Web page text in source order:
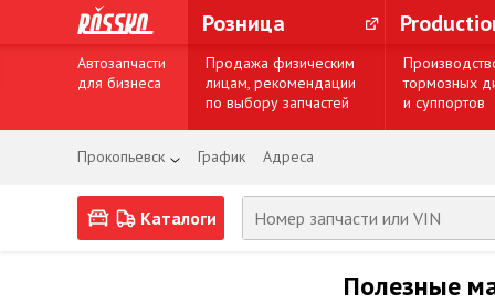
Розница
Автозапчасти
для бизнеса
Продажа физическим
лицам, рекомендации
по выбору запчастей
тормозных
и суппортов
Прокопьевск График Адреса
Каталоги
Полезные